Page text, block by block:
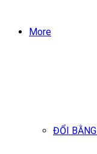
More
ĐỔI